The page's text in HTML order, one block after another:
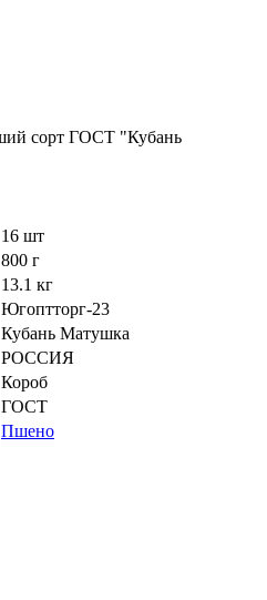
16 шт
800 г
13.1 кг
Югоптторг-23
Кубань Матушка
РОССИЯ
Короб
ГОСТ
Пшено